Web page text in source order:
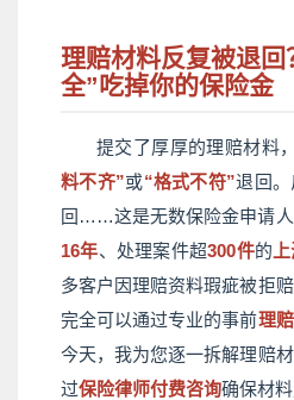
理赔材料反复被退回
全”吃掉你的保险金
提交了厚厚的理赔材料
料不齐”或“格式不符”退回
回……这是无数保险金申请
16年、处理案件超300件的
多客户因理赔资料瑕疵被拒
完全可以通过专业的事前理
今天，我为您逐一拆解理赔
过保险律师付费咨询确保材料